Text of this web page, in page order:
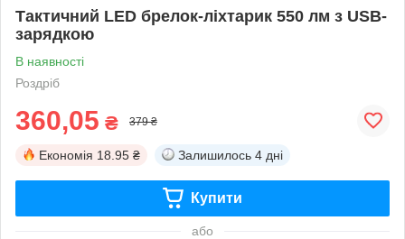
Тактичний LED брелок-ліхтарик 550 лм з USB-
зарядкою
В наявності
Роздріб
360,05 ₴ 379 ₴
Економія 18.95 ₴ Залишилось 4 дні
Купити
або